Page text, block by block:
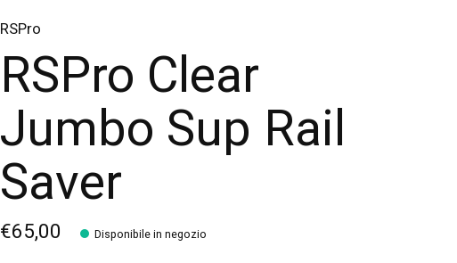
RSPro
RSPro Clear
Jumbo Sup Rail
Saver
€65,00 Disponibile in negozio